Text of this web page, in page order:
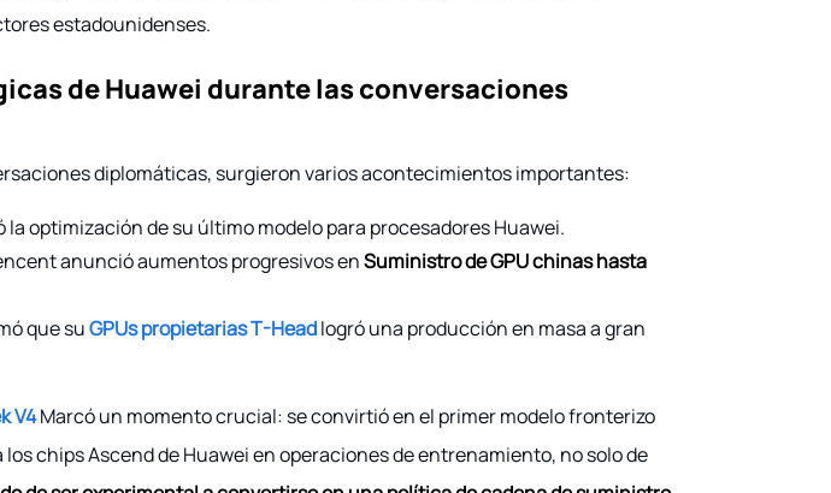
estadounidenses.
de Huawei durante las conversaciones
diplomáticas, surgieron varios acontecimientos importantes:
la optimización de su último modelo para procesadores Huawei.
anunció aumentos progresivos enSuministro de GPU chinas hasta
que suGPUs propietarias T-Headlogró una producción en masa a gran
V4Marcó un momento crucial: se convirtió en el primer modelo fronterizo
chips Ascend de Huawei en operaciones de entrenamiento, no solo de